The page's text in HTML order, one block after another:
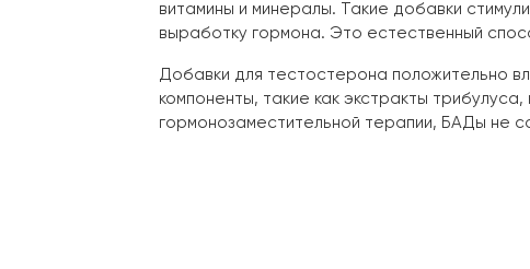
витамины и минералы. Такие добавки
выработку гормона. Это естественный
Добавки для тестостерона положительно
компоненты, такие как экстракты
гормонозаместительной терапии, БАДы не